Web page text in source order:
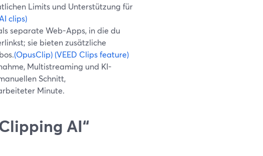
Limits und Unterstützung für
clips)
separate Web-Apps, in die du
sie bieten zusätzliche
(OpusClip) (VEED Clips feature)
Multistreaming und KI-
Schnitt,
Minute.
AI“